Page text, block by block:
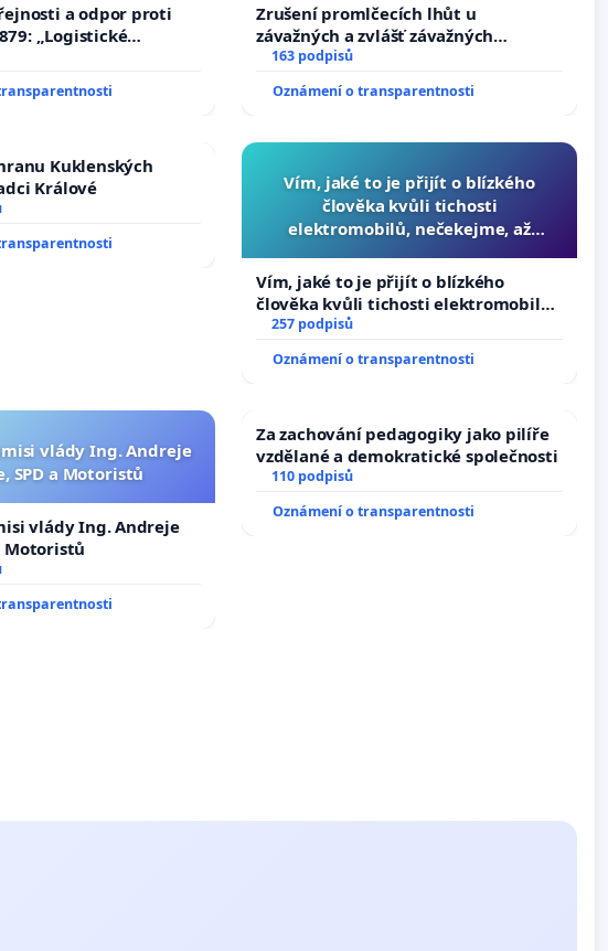
a odpor proti
„Logistické
Zrušení promlčecích lhůt u
závažných a zvlášť závažných
trestných činů
163 podpisů
Oznámení o transparentnosti
Kuklenských
Králové
Vím, jaké to je přijít o blízkého
člověka kvůli tichosti
elektromobilů, nečekejme, až
auta!
Vím, jaké to je přijít o blízkého
člověka kvůli tichosti elektromobilů,
nečekejme, až přibydou další,
257 podpisů
Oznámení o transparentnosti
vlády Ing. Andreje
SPD a Motoristů
vlády Ing. Andreje
Motoristů
Za zachování pedagogiky jako pilíře
vzdělané a demokratické společnosti
110 podpisů
Oznámení o transparentnosti